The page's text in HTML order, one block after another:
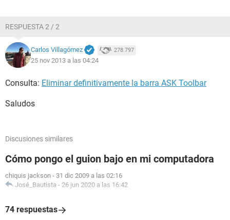
RESPUESTA 2 / 2
Carlos Villagómez 278.797
25 nov 2013 a las 04:24
Consulta: Eliminar definitivamente la barra ASK Toolbar
Saludos
Discusiones similares
Cómo pongo el guion bajo en mi computadora
chiquis jackson - 31 dic 2009 a las 02:16
José_Bautista - 26 jun 2020 a las 16:42
74 respuestas